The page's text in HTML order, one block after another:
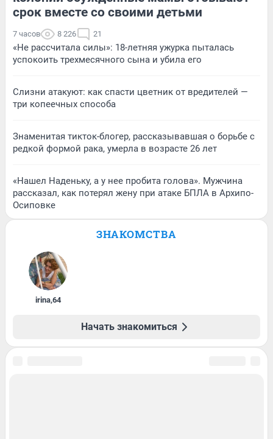
срок вместе со своими детьми
7 часов 8 226 21
«Не рассчитала силы»: 18-летняя ужурка пыталась
успокоить трехмесячного сына и убила его
Слизни атакуют: как спасти цветник от вредителей —
три копеечных способа
Знаменитая тикток-блогер, рассказывавшая о борьбе с
редкой формой рака, умерла в возрасте 26 лет
«Нашел Наденьку, а у нее пробита голова». Мужчина
рассказал, как потерял жену при атаке БПЛА в Архипо-
Осиповке
ЗНАКОМСТВА
irina,64
Начать знакомиться